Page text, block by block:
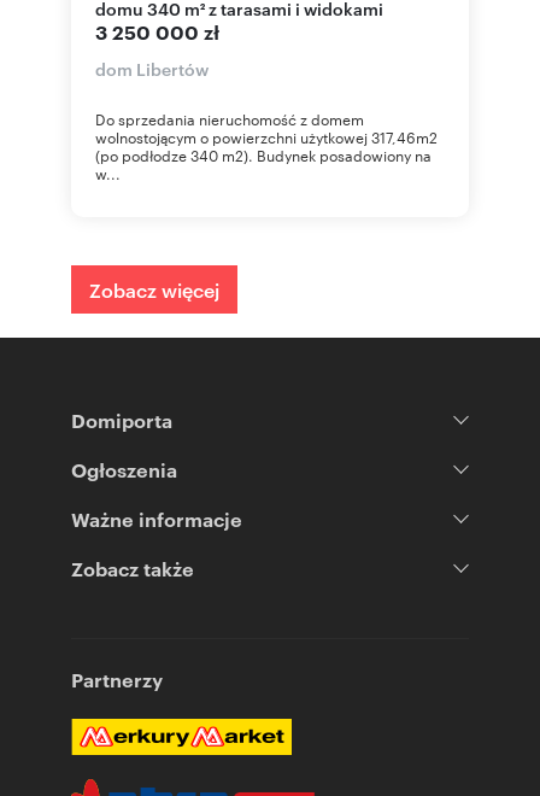
domu 340 m² z tarasami i widokami
3 250 000 zł
dom Libertów
Do sprzedania nieruchomość z domem
wolnostojącym o powierzchni użytkowej 317,46m2
(po podłodze 340 m2). Budynek posadowiony na
w...
Zobacz więcej
Domiporta
Ogłoszenia
Ważne informacje
Zobacz także
Partnerzy